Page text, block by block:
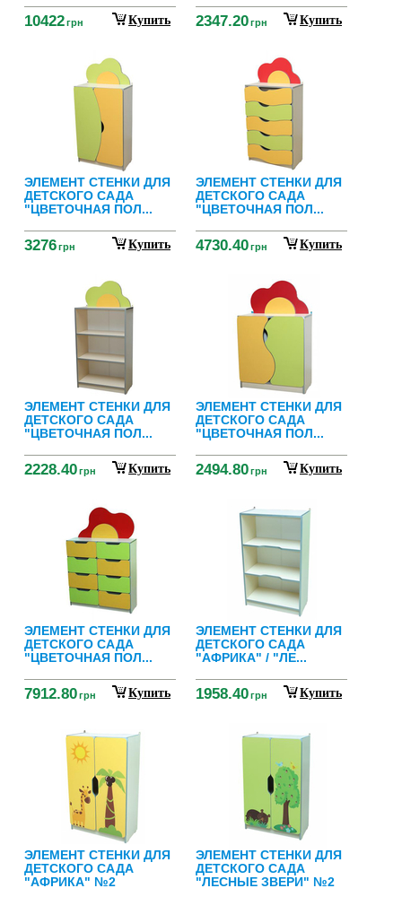
10422грн Купить 2347.20грн Купить
ЭЛЕМЕНТ СТЕНКИ ДЛЯ
ДЕТСКОГО САДА
"ЦВЕТОЧНАЯ ПОЛ...
3276грн Купить
ЭЛЕМЕНТ СТЕНКИ ДЛЯ
ДЕТСКОГО САДА
"ЦВЕТОЧНАЯ ПОЛ...
4730.40грн Купить
ЭЛЕМЕНТ СТЕНКИ ДЛЯ
ДЕТСКОГО САДА
"ЦВЕТОЧНАЯ ПОЛ...
2228.40грн Купить
ЭЛЕМЕНТ СТЕНКИ ДЛЯ
ДЕТСКОГО САДА
"ЦВЕТОЧНАЯ ПОЛ...
2494.80грн Купить
ЭЛЕМЕНТ СТЕНКИ ДЛЯ
ДЕТСКОГО САДА
"ЦВЕТОЧНАЯ ПОЛ...
7912.80грн Купить
ЭЛЕМЕНТ СТЕНКИ ДЛЯ
ДЕТСКОГО САДА
"АФРИКА" / "ЛЕ...
1958.40грн Купить
ЭЛЕМЕНТ СТЕНКИ ДЛЯ
ДЕТСКОГО САДА
"АФРИКА" №2
ЭЛЕМЕНТ СТЕНКИ ДЛЯ
ДЕТСКОГО САДА
"ЛЕСНЫЕ ЗВЕРИ" №2